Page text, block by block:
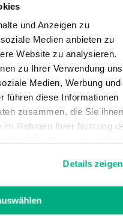
und Anzeigen zu
Medien anbieten zu
Website zu analysieren.
zu Ihrer Verwendung
Medien, Werbung und
führen diese Informationen
zusammen, die Sie ihnen
im Rahmen Ihrer Nutzung
undImpressum.
Details zeigen